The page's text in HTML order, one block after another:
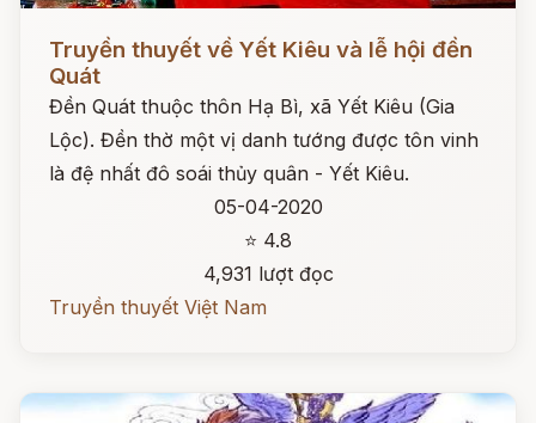
Đọc ngay
Truyền thuyết về Yết Kiêu và lễ hội đền
Quát
Đền Quát thuộc thôn Hạ Bì, xã Yết Kiêu (Gia
Lộc). Đền thờ một vị danh tướng được tôn vinh
là đệ nhất đô soái thủy quân - Yết Kiêu.
05-04-2020
⭐ 4.8
4,931 lượt đọc
Truyền thuyết Việt Nam